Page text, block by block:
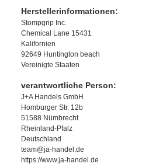
Herstellerinformationen:
Stompgrip Inc.
Chemical Lane 15431
Kalifornien
92649 Huntington beach
Vereinigte Staaten
verantwortliche Person:
J+A Handels GmbH
Homburger Str. 12b
51588 Nümbrecht
Rheinland-Pfalz
Deutschland
team@ja-handel.de
https://www.ja-handel.de